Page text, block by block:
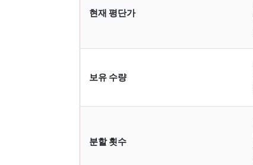
현재 평단가
보유 수량
분할 횟수